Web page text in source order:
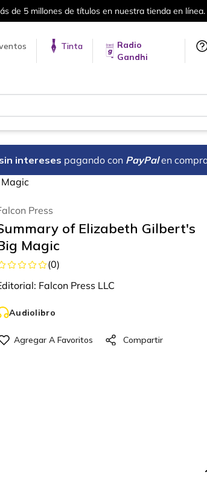
de 5 millones de títulos en nuestra tienda en línea.
Tinta
Radio
Gandhi
intereses pagando con PayPal en
Press
of Elizabeth Gilbert's
Magic
(0)
Falcon Press LLC
Audiolibro